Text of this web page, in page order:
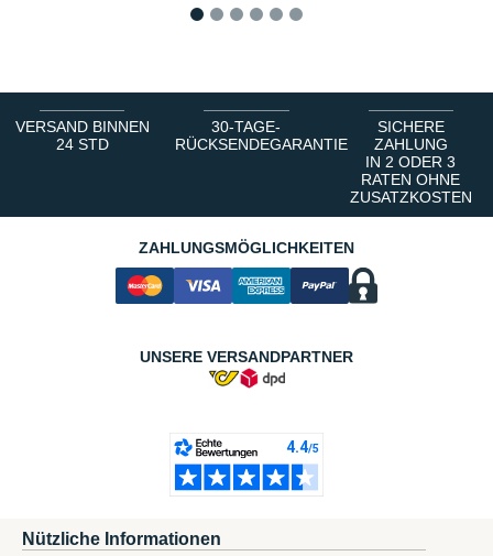
VERSAND BINNEN
24 STD
30-TAGE-
RÜCKSENDEGARANTIE
SICHERE
ZAHLUNG
IN 2 ODER 3
RATEN OHNE
ZUSATZKOSTEN
ZAHLUNGSMÖGLICHKEITEN
UNSERE VERSANDPARTNER
Nützliche Informationen